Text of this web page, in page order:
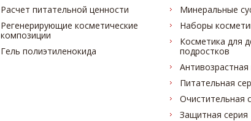
Расчет питательной ценности
Регенерирующие косметические
композиции
Гель полиэтиленокида
Минеральные
Наборы
Косметика для
подростков
Питательная
Очистительная
Защитная серия